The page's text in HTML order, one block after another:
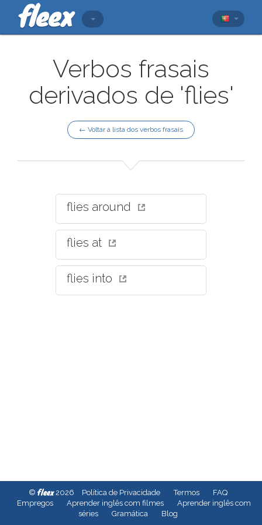
Verbos frasais
derivados de 'flies'
← Voltar à lista dos verbos frasais
flies around
flies at
flies into
© fleex2026 Política de Privacidade Termos
FAQ
Empregos
Aprender inglês com filmes
Aprender inglês com
séries
Gramática Blog